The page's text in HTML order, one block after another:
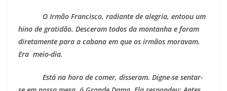
O Irmão Francisco, radiante de alegria, entoou um
hino de gratidão. Desceram todos da montanha e foram
diretamente para a cabana em que os irmãos moravam.
Era meio-dia.
Está na hora de comer, disseram. Digne-se sentar-